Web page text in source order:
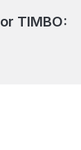
TIMBO: